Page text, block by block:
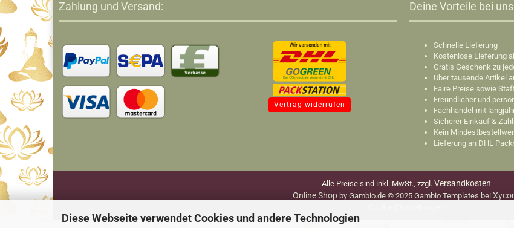
Diese Webseite verwendet Cookies und andere Technologien
Zahlung und Versand:
Vertrag widerrufen
Deine Vorteile bei
Schnelle Lieferung
Kostenlose Lieferung
Gratis Geschenk zu
Über tausende Artikel
Faire Preise sowie
Freundlicher und
Fachhandel mit
Sicherer Einkauf &
Kein
Lieferung an DHL
Alle Preise sind inkl. MwSt., zzgl. Versandkosten
Online Shopby Gambio.de © 2025 Gambio Templates bei